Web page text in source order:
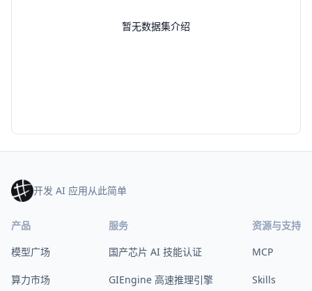
暂无数据集介绍
开发 AI 应用从此简单
产品
模型广场
算力市场
服务
国产芯片 AI 技能认证
GIEngine 高速推理引擎
资源与支持
MCP
Skills